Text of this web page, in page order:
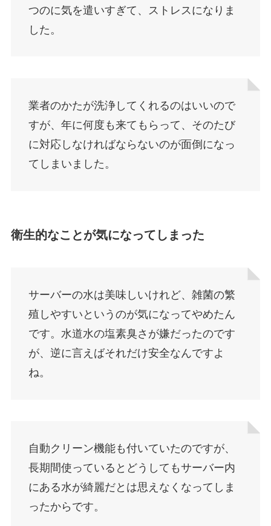
つのに気を遣いすぎて、ストレスになりま
した。
業者のかたが洗浄してくれるのはいいので
すが、年に何度も来てもらって、そのたび
に対応しなければならないのが面倒になっ
てしまいました。
衛生的なことが気になってしまった
サーバーの水は美味しいけれど、雑菌の繁
殖しやすいというのが気になってやめたん
です。水道水の塩素臭さが嫌だったのです
が、逆に言えばそれだけ安全なんですよ
ね。
自動クリーン機能も付いていたのですが、
長期間使っているとどうしてもサーバー内
にある水が綺麗だとは思えなくなってしま
ったからです。